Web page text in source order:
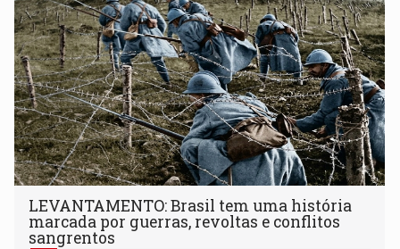
LEVANTAMENTO: Brasil tem uma história
marcada por guerras, revoltas e conflitos
sangrentos